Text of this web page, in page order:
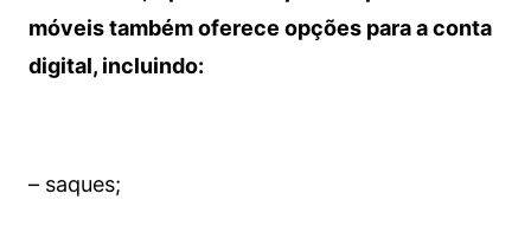
móveis também oferece opções para a conta
digital, incluindo:
– saques;